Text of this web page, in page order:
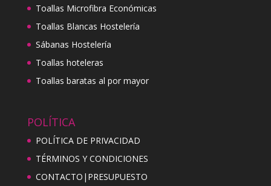
Toallas Microfibra Económicas
Toallas Blancas Hostelería
Sábanas Hostelería
Toallas hoteleras
Toallas baratas al por mayor
POLÍTICA
POLÍTICA DE PRIVACIDAD
TÉRMINOS Y CONDICIONES
CONTACTO|PRESUPUESTO